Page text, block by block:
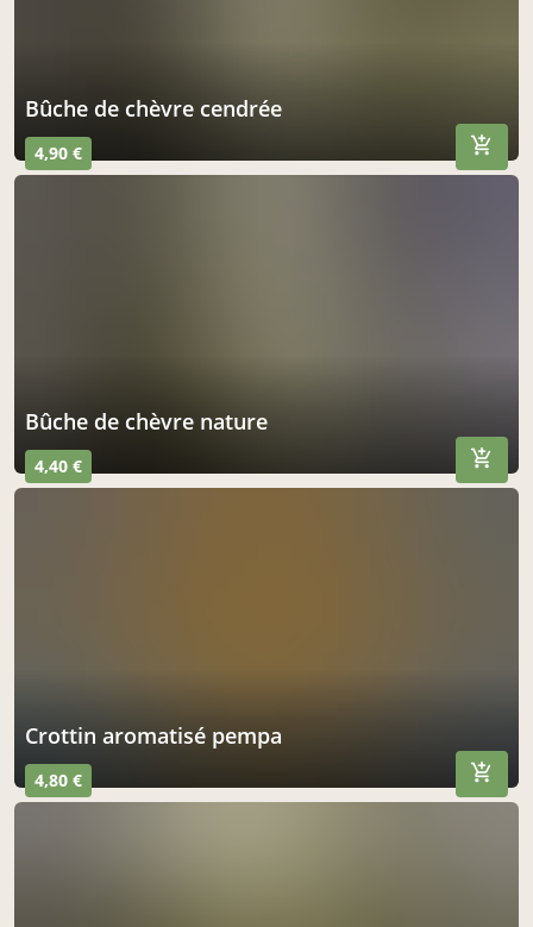
bûche de chèvre cendrée
4,90 €
bûche de chèvre nature
4,40 €
crottin aromatisé pempa
4,80 €